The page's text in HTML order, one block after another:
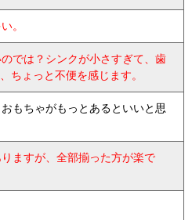
。
では？シンクが小さすぎて、歯
ちょっと不便を感じます。
もちゃがもっとあるといいと思
ますが、全部揃った方が楽で